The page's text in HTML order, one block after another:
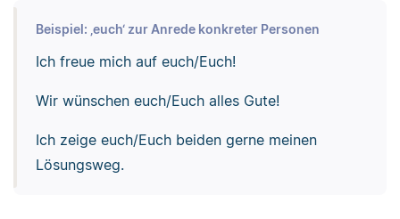
Beispiel: ‚euch‘ zur Anrede konkreter Personen
Ich freue mich auf euch/Euch!
Wir wünschen euch/Euch alles Gute!
Ich zeige euch/Euch beiden gerne meinen
Lösungsweg.